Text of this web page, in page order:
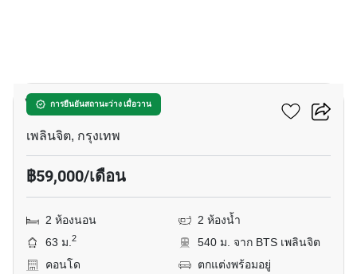
การยืนยันสถานะว่าง เมื่อวาน
ไลฟ์ วัน ไวร์เลส
เพลินจิต, กรุงเทพ
฿59,000/เดือน
2 ห้องนอน
2 ห้องน้ำ
63 ม.2
540 ม. จาก BTS เพลินจิต
คอนโด
ตกแต่งพร้อมอยู่